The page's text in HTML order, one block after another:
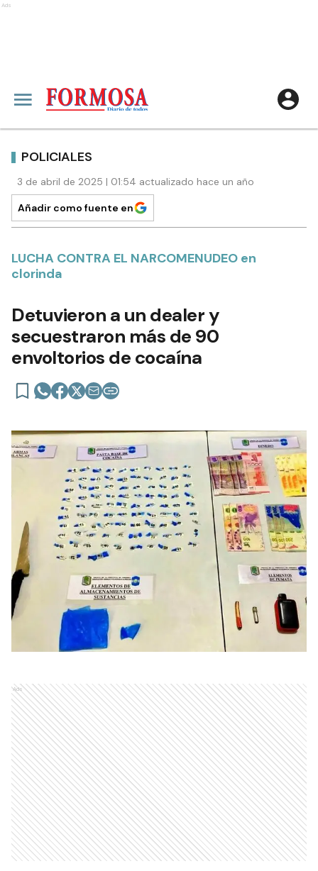
Ads
POLICIALES
3 de abril de 2025 | 01:54 actualizado hace un año
Añadir como fuente en
LUCHA CONTRA EL NARCOMENUDEO en
clorinda
Detuvieron a un dealer y
secuestraron más de 90
envoltorios de cocaína
Ads